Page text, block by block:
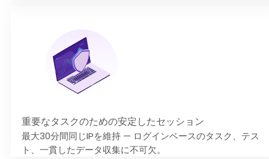
重要なタスクのための安定したセッション
最大30分間同じIPを維持 — ログインベースのタスク、テス
ト、一貫したデータ収集に不可欠。